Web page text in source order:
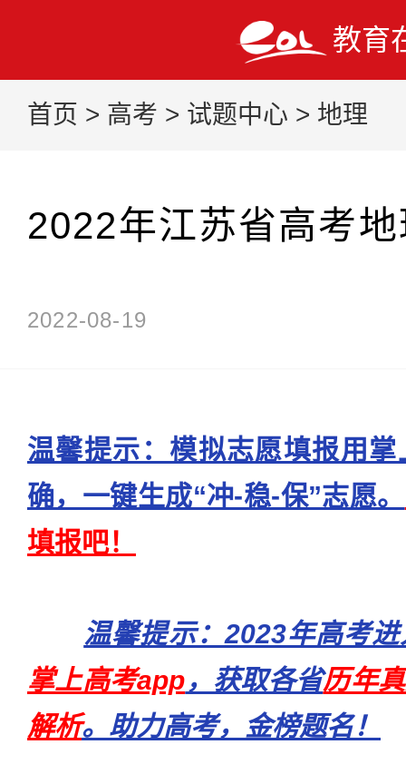
教育
首页 > 高考 > 试题中心 > 地理
2022年江苏省高考
2022-08-19
温馨提示：模拟志愿填报用
确，一键生成“冲-稳-保”志愿。
填报吧！
温馨提示：2023年高考
掌上高考app ，获取各省历年
解析。助力高考，金榜题名！